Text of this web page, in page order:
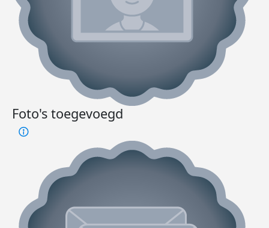
Foto's toegevoegd